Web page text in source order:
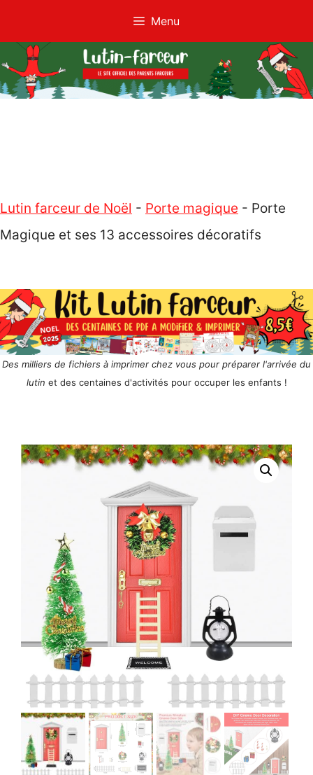
au
contenu
Menu
Lutin farceur de Noël - Porte magique - Porte
Magique et ses 13 accessoires décoratifs
Des milliers de fichiers à imprimer chez vous pour préparer l'arrivée du
lutin et des centaines d'activités pour occuper les enfants !